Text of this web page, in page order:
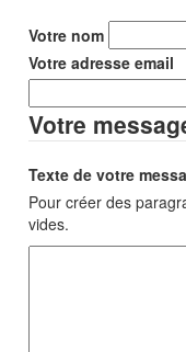
Votre nom
Votre adresse email
Votre
Texte de votre
Pour créer des
vides.